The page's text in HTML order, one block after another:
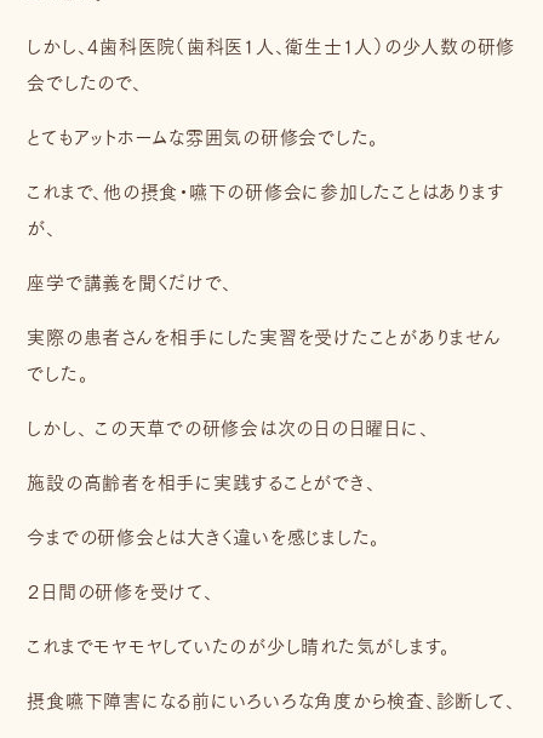
しかし、4歯科医院（歯科医1人、衛生士1人）の少人数の研修
会でしたので、
とてもアットホームな雰囲気の研修会でした。
これまで、他の摂食・嚥下の研修会に参加したことはあります
が、
座学で講義を聞くだけで、
実際の患者さんを相手にした実習を受けたことがありません
でした。
しかし、 この天草での研修会は次の日の日曜日に、
施設の高齢者を相手に実践することができ、
今までの研修会とは大きく違いを感じました。
２日間の研修を受けて、
これまでモヤモヤしていたのが少し晴れた気がします。
摂食嚥下障害になる前にいろいろな角度から検査、診断して、